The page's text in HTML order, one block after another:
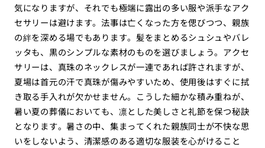
気になりますが、それでも極端に露出の多い服や派手なアク
セサリーは避けます。法事は亡くなった方を偲びつつ、親族
の絆を深める場でもあります。髪をまとめるシュシュやバレ
ッタも、黒のシンプルな素材のものを選びましょう。アクセ
サリーは、真珠のネックレスが一連であれば許されますが、
夏場は首元の汗で真珠が傷みやすいため、使用後はすぐに拭
き取る手入れが欠かせません。こうした細かな積み重ねが、
暑い夏の葬儀においても、凛とした美しさと礼節を保つ秘訣
となります。暑さの中、集まってくれた親族同士が不快な思
いをしないよう、清潔感のある適切な服装を心がけること